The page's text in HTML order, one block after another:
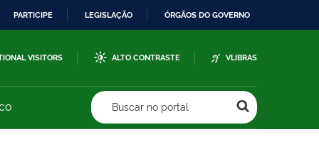
PARTICIPE LEGISLAÇÃO ÓRGÃOS DO GOVERNO
VISITORS ALTO CONTRASTE VLIBRAS
Buscar no portal